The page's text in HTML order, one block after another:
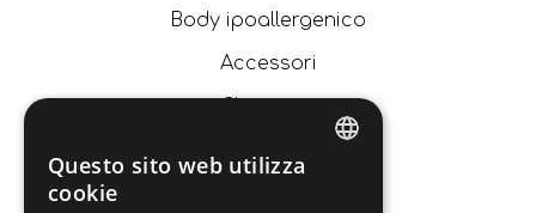
Body ipoallergenico
Accessori
Questo sito web utilizza
cookie